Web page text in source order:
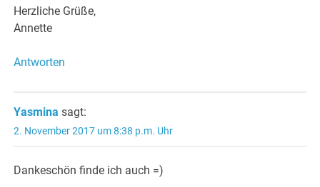
Herzliche Grüße,
Annette
Antworten
Yasmina sagt:
2. November 2017 um 8:38 p.m. Uhr
Dankeschön finde ich auch =)